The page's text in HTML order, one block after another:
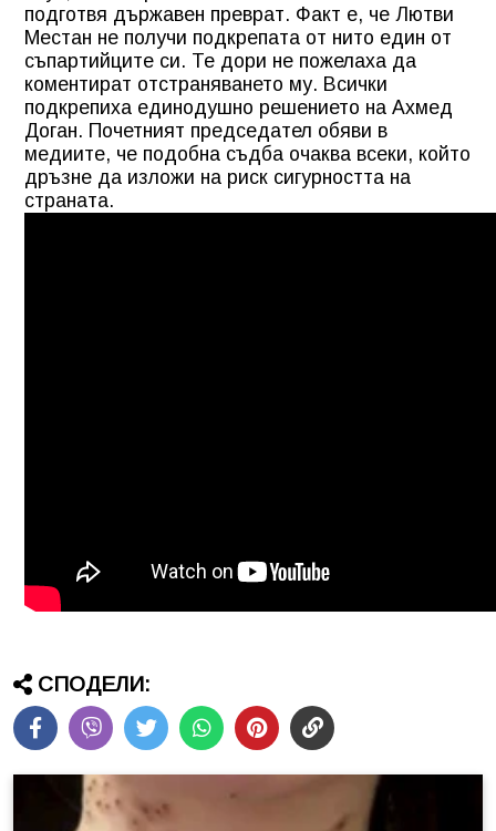
подготвя държавен преврат. Факт е, че Лютви
Местан не получи подкрепата от нито един от
съпартийците си. Те дори не пожелаха да
коментират отстраняването му. Всички
подкрепиха единодушно решението на Ахмед
Доган. Почетният председател обяви в
медиите, че подобна съдба очаква всеки, който
дръзне да изложи на риск сигурността на
страната.
СПОДЕЛИ: